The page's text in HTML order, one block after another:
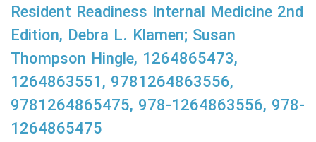
Resident Readiness Internal Medicine 2nd
Edition, Debra L. Klamen; Susan
Thompson Hingle, 1264865473,
1264863551, 9781264863556,
9781264865475, 978-1264863556, 978-
1264865475